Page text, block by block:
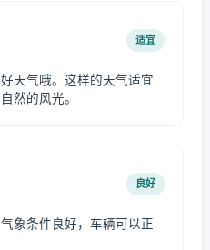
适宜
天气哦。这样的天气适宜
然的风光。
良好
象条件良好，车辆可以正